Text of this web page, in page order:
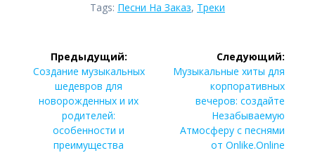
Tags: Песни На Заказ, Треки
Навигация
по
записям
Предыдущий:
Предыдущая
запись:
Создание музыкальных
шедевров для
новорожденных и их
родителей:
особенности и
преимущества
Следующий:
Следующая
Музыкальные хиты для
корпоративных
вечеров: создайте
Незабываемую
Атмосферу с песнями
от Onlike.Online